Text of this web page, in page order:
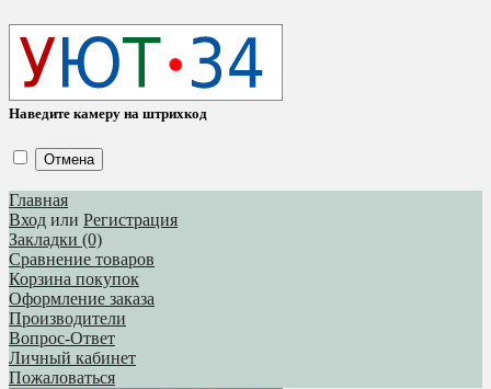
Наведите камеру на штрихкод
Отмена
Главная
Вход или Регистрация
Закладки (0)
Сравнение товаров
Корзина покупок
Оформление заказа
Производители
Вопрос-Ответ
Личный кабинет
Пожаловаться